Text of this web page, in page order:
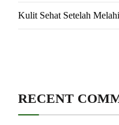
Kulit Sehat Setelah
RECENT